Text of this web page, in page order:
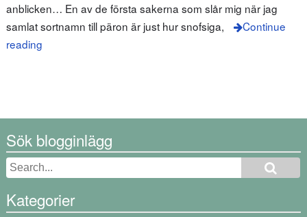
anblicken… En av de första sakerna som slår mig när jag
samlat sortnamn till päron är just hur snofsiga,
Continue
reading
Sök blogginlägg
Kategorier